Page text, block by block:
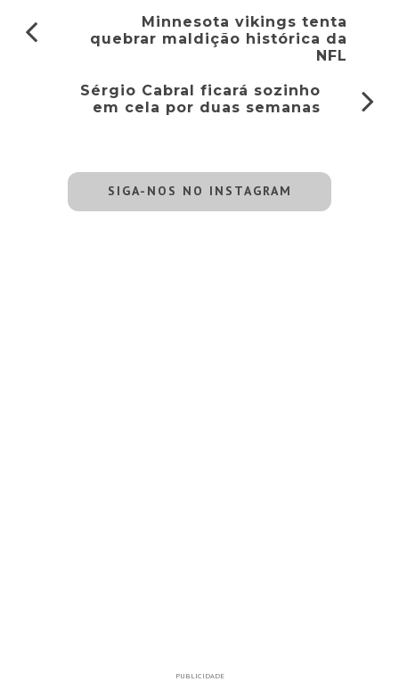
Minnesota vikings tenta
quebrar maldição histórica da
NFL
Sérgio Cabral ficará sozinho
em cela por duas semanas
SIGA-NOS NO INSTAGRAM
PUBLICIDADE